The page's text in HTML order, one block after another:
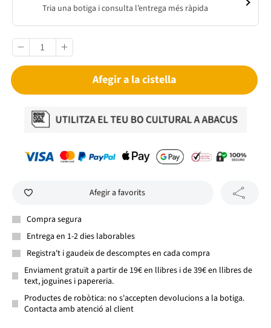
Tria una botiga i consulta l’entrega més ràpida
Afegir a la cistella
Afegir a favorits
Compra segura
Entrega en 1-2 dies laborables
Registra't i gaudeix de descomptes en cada compra
Enviament gratuït a partir de 19€ en llibres i de 39€ en llibres de
text, joguines i papereria.
Productes de robòtica: no s'accepten devolucions a la botiga.
Contacta amb atenció al client